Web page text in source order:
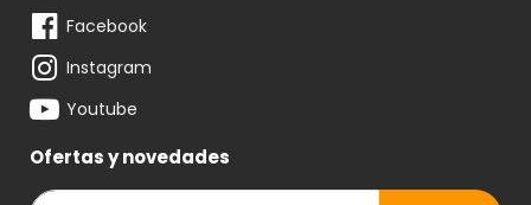
Facebook
Instagram
Youtube
Ofertas y novedades